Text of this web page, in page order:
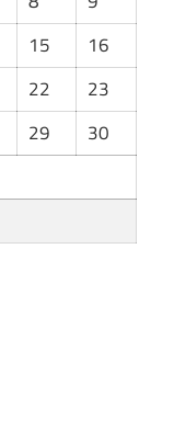
15
16
22
23
29
30